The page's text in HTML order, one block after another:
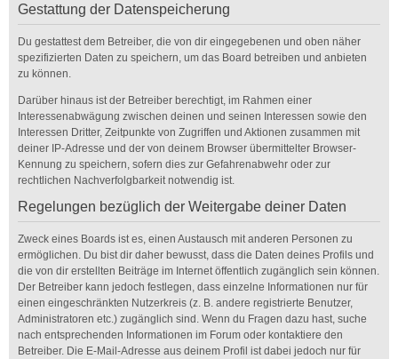
Gestattung der Datenspeicherung
Du gestattest dem Betreiber, die von dir eingegebenen und oben näher
spezifizierten Daten zu speichern, um das Board betreiben und anbieten
zu können.
Darüber hinaus ist der Betreiber berechtigt, im Rahmen einer
Interessenabwägung zwischen deinen und seinen Interessen sowie den
Interessen Dritter, Zeitpunkte von Zugriffen und Aktionen zusammen mit
deiner IP-Adresse und der von deinem Browser übermittelter Browser-
Kennung zu speichern, sofern dies zur Gefahrenabwehr oder zur
rechtlichen Nachverfolgbarkeit notwendig ist.
Regelungen bezüglich der Weitergabe deiner Daten
Zweck eines Boards ist es, einen Austausch mit anderen Personen zu
ermöglichen. Du bist dir daher bewusst, dass die Daten deines Profils und
die von dir erstellten Beiträge im Internet öffentlich zugänglich sein können.
Der Betreiber kann jedoch festlegen, dass einzelne Informationen nur für
einen eingeschränkten Nutzerkreis (z. B. andere registrierte Benutzer,
Administratoren etc.) zugänglich sind. Wenn du Fragen dazu hast, suche
nach entsprechenden Informationen im Forum oder kontaktiere den
Betreiber. Die E-Mail-Adresse aus deinem Profil ist dabei jedoch nur für